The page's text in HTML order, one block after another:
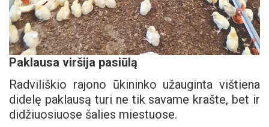
Paklausa viršija pasiūlą
Radviliškio rajono ūkininko užauginta vištiena
didelę paklausą turi ne tik savame krašte, bet ir
didžiuosiuose šalies miestuose.